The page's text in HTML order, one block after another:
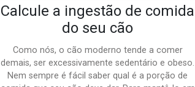
Calcule a ingestão de comida
do seu cão
Como nós, o cão moderno tende a comer
demais, ser excessivamente sedentário e obeso.
Nem sempre é fácil saber qual é a porção de